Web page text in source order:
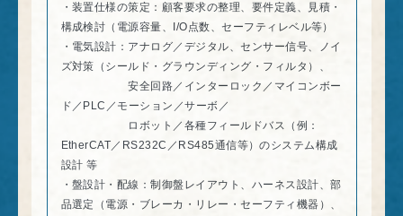
・装置仕様の策定：顧客要求の整理、要件定義、見積・
構成検討（電源容量、I/O点数、セーフティレベル等）
・電気設計：アナログ／デジタル、センサー信号、ノイ
ズ対策（シールド・グラウンディング・フィルタ）、
安全回路／インターロック／マイコンボー
ド／PLC／モーション／サーボ／
ロボット／各種フィールドバス（例：
EtherCAT／RS232C／RS485通信等）のシステム構成
設計 等
・盤設計・配線：制御盤レイアウト、ハーネス設計、部
品選定（電源・ブレーカ・リレー・セーフティ機器）、